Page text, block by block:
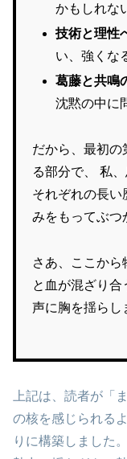
かもしれな
技術と理性
い、強くな
葛藤と共鳴
沈黙の中に
だから、最初
る部分で、 私
それぞれの長い
みをもってぶつ
さあ、ここか
と血が混ざり合
声に胸を揺らし
上記は、読者が「
の核を感じられる
りに構築しました